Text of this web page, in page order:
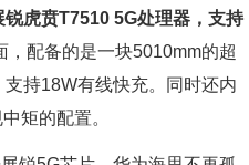
虎贲T7510 5G处理器，支持
，配备的是一块5010mm的超
持18W有线快充。同时还内
矩的配置。